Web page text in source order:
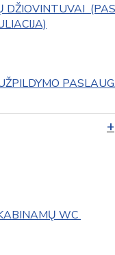
DŽIOVINTUVAI
WC